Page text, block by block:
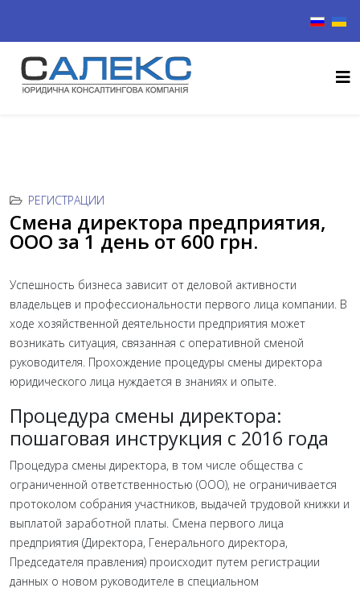
РЕГИСТРАЦИИ
Смена директора предприятия,
ООО за 1 день от 600 грн.
Успешность бизнеса зависит от деловой активности
владельцев и профессиональности первого лица компании. В
ходе хозяйственной деятельности предприятия может
возникать ситуация, связанная с оперативной сменой
руководителя. Прохождение процедуры смены директора
юридического лица нуждается в знаниях и опыте.
Процедура смены директора:
пошаговая инструкция с 2016 года
Процедура смены директора, в том числе общества с
ограниченной ответственностью (ООО), не ограничивается
протоколом собрания участников, выдачей трудовой книжки и
выплатой заработной платы. Смена первого лица
предприятия (Директора, Генерального директора,
Председателя правления) происходит путем регистрации
данных о новом руководителе в специальном